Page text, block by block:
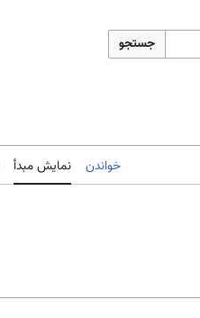
جستجو
خواندن نمایش مبدأ